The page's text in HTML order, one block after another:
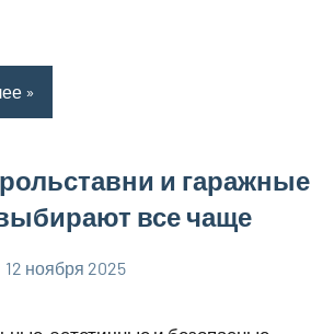
и гаражные
все чаще
12 ноября 2025